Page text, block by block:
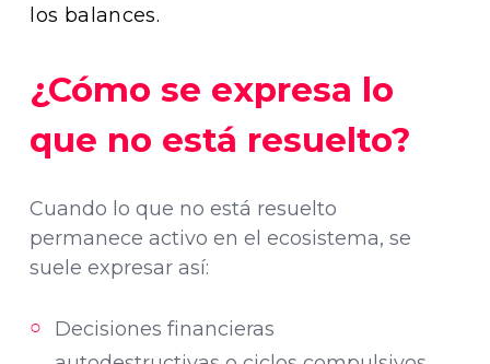
los balances.
¿Cómo se expresa lo
que no está resuelto?
Cuando lo que no está resuelto
permanece activo en el ecosistema, se
suele expresar así:
Decisiones financieras